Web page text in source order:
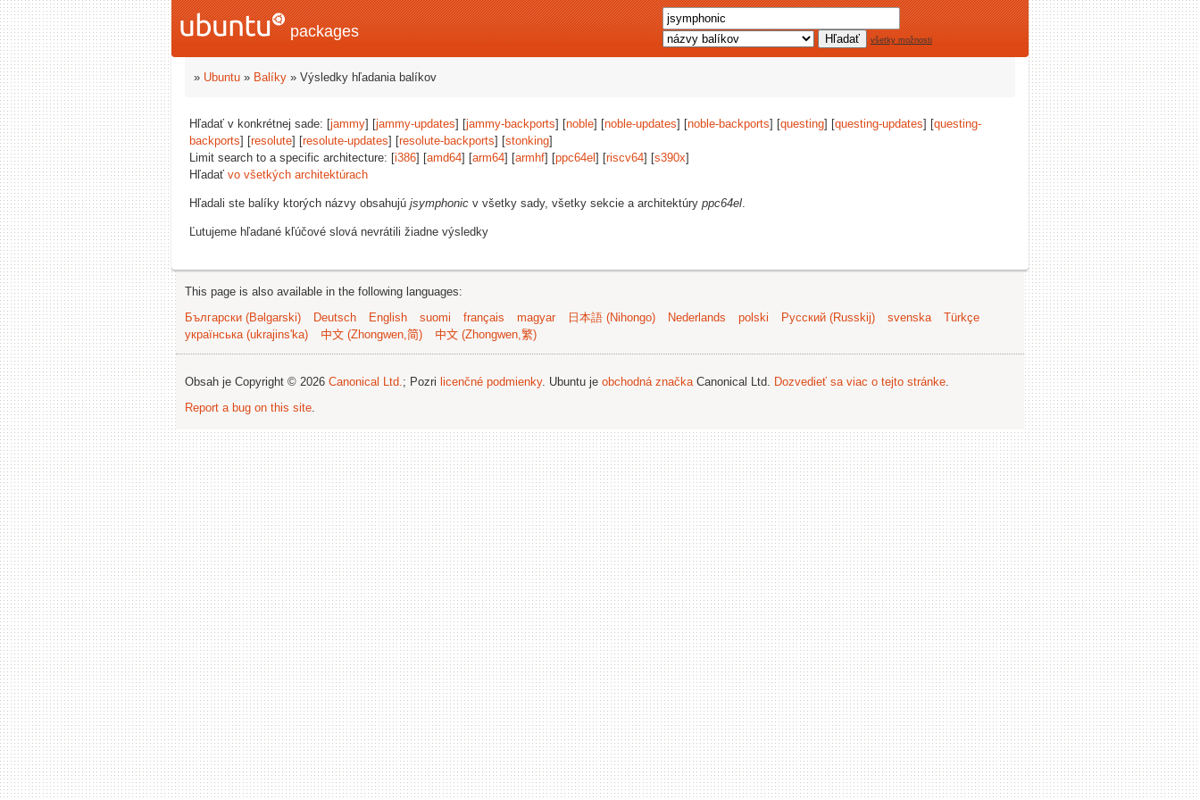
packages všetky možnosti
» Ubuntu » Balíky » Výsledky hľadania balíkov
Hľadať v konkrétnej sade: [jammy] [jammy-updates] [jammy-backports] [noble] [noble-updates] [noble-backports] [questing] [questing-updates] [questing-
backports] [resolute] [resolute-updates] [resolute-backports] [stonking]
Limit search to a specific architecture: [i386] [amd64] [arm64] [armhf] [ppc64el ] [riscv64] [s390x]
Hľadať vo všetkých architektúrach
Hľadali ste balíky ktorých názvy obsahujú jsymphonic v všetky sady, všetky sekcie a architektúry ppc64el.
Ľutujeme hľadané kľúčové slová nevrátili žiadne výsledky
This page is also available in the following languages:
Български (Bəlgarski)
Deutsch English suomi français magyar 日本語 (Nihongo) Nederlands polski Русский (Russkij) svenska
Türkçe
українська (ukrajins'ka)
中文 (Zhongwen,简) 中文 (Zhongwen,繁)
Obsah je Copyright © 2026 Canonical Ltd.; Pozri licenčné podmienky. Ubuntu je obchodná značkaCanonical Ltd. Dozvedieť sa viac o tejto stránke.
Report a bug on this site.